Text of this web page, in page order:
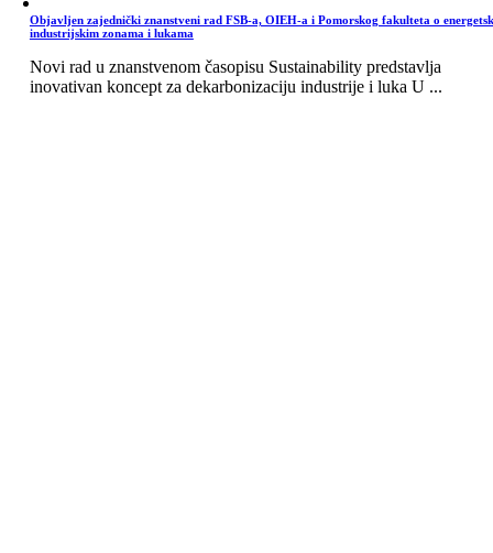
Objavljen zajednički znanstveni rad FSB-a, OIEH-a i Pomorskog fakulteta o
industrijskim zonama i lukama
Novi rad u znanstvenom časopisu Sustainability predstavlja
inovativan koncept za dekarbonizaciju industrije i luka U ...